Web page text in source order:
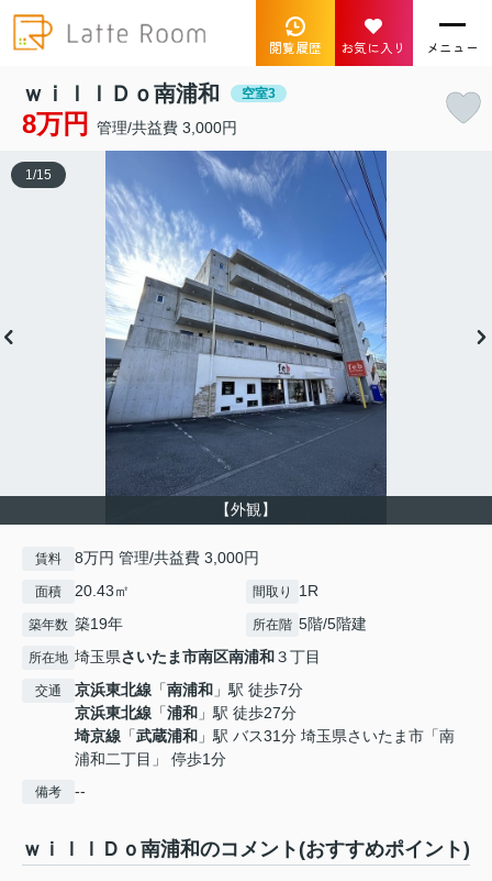
閲覧履歴 お気に入り メニュー
ｗｉｌｌＤｏ南浦和 空室3
8万円 管理/共益費 3,000円
【外観】
1 /15
賃料 8万円 管理/共益費 3,000円
面積 20.43㎡ 間取り 1R
築年数 築19年 所在階 5階/5階建
所在地 埼玉県さいたま市南区南浦和３丁目
交通 京浜東北線 「南浦和 」駅 徒歩7分
京浜東北線 「浦和 」駅 徒歩27分
埼京線 「武蔵浦和 」駅 バス31分 埼玉県さいたま市「南
浦和二丁目」 停歩1分
備考 --
ｗｉｌｌＤｏ南浦和のコメント(おすすめポイント)